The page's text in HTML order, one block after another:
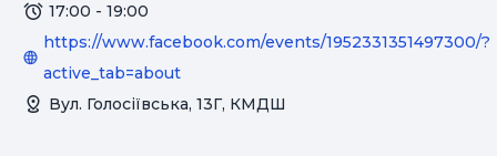
17:00 - 19:00
https://www.facebook.com/events/1952331351497300/?
active_tab=about
Вул. Голосіївська, 13Г, КМДШ